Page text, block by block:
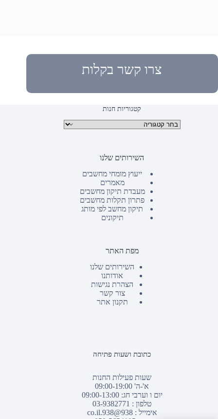
צרו קשר בקלות
קטגוריות חנות
קטגוריות מוצרים
השירותים שלנו
ייעוץ מומחי מחשבים
מאמרים
מעבדת תיקון מחשבים
פתרון תקלות מחשבים
תיקון מחשב לפי מותג
תיקונים
מפת האתר
השירותים שלנו
אודותנו
הצהרת נגישות
צור קשר
תקנון אתר
כתובת ושעות פתיחה
שעות פעילות החנות
א'-ה' 09:00-19:00
יום ו וערבי חג: 09:00-13:00
טלפון : 03-9382771
אימייל :938@938.co.il